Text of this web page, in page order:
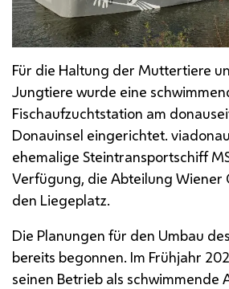
Für die Haltung der Muttertiere
Jungtiere wurde eine
Fischaufzuchtstation am
Donauinsel eingerichtet.
ehemalige Steintransportschiff
Verfügung, die Abteilung Wiener
den Liegeplatz.
Die Planungen für den Umbau
bereits begonnen. Im Frühjahr
seinen Betrieb als schwimmende